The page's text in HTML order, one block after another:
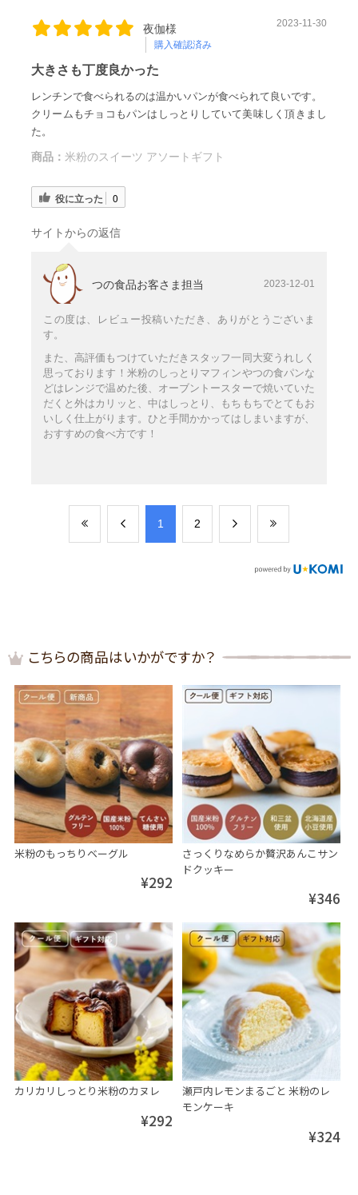
夜伽様
購入確認済み
2023-11-30
大きさも丁度良かった
レンチンで食べられるのは温かいパンが食べられて良いです。
クリームもチョコもパンはしっとりしていて美味しく頂きまし
た。
商品： 米粉のスイーツ アソートギフト
役に立った 0
サイトからの返信
つの食品お客さま担当 2023-12-01
この度は、レビュー投稿いただき、ありがとうございま
す。
また、高評価もつけていただきスタッフ一同大変うれしく
思っております！米粉のしっとりマフィンやつの食パンな
どはレンジで温めた後、オーブントースターで焼いていた
だくと外はカリッと、中はしっとり、もちもちでとてもお
いしく仕上がります。ひと手間かかってはしまいますが、
おすすめの食べ方です！
​1 ​2
こちらの商品はいかがですか？
米粉のもっちりベーグル
¥292
さっくりなめらか贅沢あんこサン
ドクッキー
¥346
カリカリしっとり米粉のカヌレ
¥292
瀬戸内レモンまるごと 米粉のレ
モンケーキ
¥324